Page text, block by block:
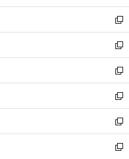
開
く
ウ
で
開
く
ン
ド
ウ
で
開
く
ウ
ィ
ン
ド
ウ
で
開
く
し
い
ウ
ィ
ン
ド
ウ
で
開
く
新
し
い
ウ
ィ
ン
ド
ウ
で
開
く
新
し
い
ウ
ィ
ン
ド
ウ
で
新
し
い
ウ
ィ
ン
ド
新
し
い
ウ
ィ
新
し
い
新